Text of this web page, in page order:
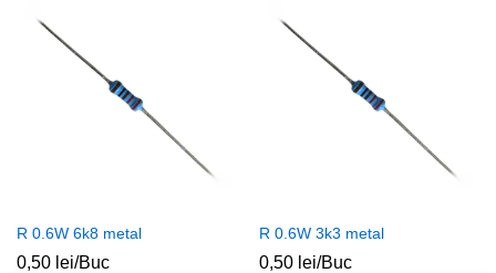
R 0.6W 6k8 metal
0,50 lei/Buc
R 0.6W 3k3 metal
0,50 lei/Buc